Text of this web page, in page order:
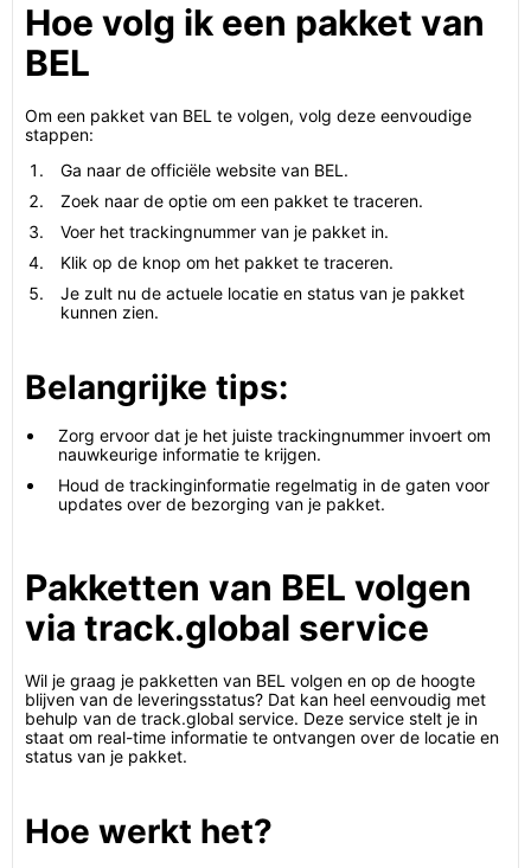
Hoe volg ik een pakket van
BEL
Om een pakket van BEL te volgen, volg deze eenvoudige
stappen:
Ga naar de officiële website van BEL.
Zoek naar de optie om een pakket te traceren.
Voer het trackingnummer van je pakket in.
Klik op de knop om het pakket te traceren.
Je zult nu de actuele locatie en status van je pakket
kunnen zien.
Belangrijke tips:
Zorg ervoor dat je het juiste trackingnummer invoert om
nauwkeurige informatie te krijgen.
Houd de trackinginformatie regelmatig in de gaten voor
updates over de bezorging van je pakket.
Pakketten van BEL volgen
via track.global service
Wil je graag je pakketten van BEL volgen en op de hoogte
blijven van de leveringsstatus? Dat kan heel eenvoudig met
behulp van de track.global service. Deze service stelt je in
staat om real-time informatie te ontvangen over de locatie en
status van je pakket.
Hoe werkt het?